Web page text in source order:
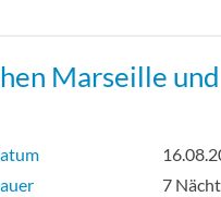
Marseille und
7